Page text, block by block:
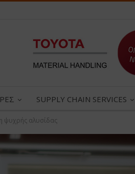
SUPPLY CHAIN SERVICES
ψυχρής αλυσίδας